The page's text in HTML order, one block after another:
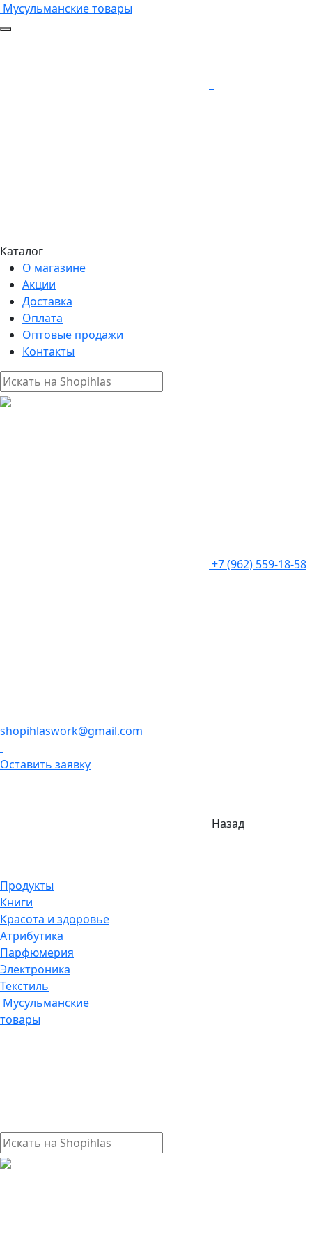
Мусульманские товары
Каталог
О магазине
Акции
Доставка
Оплата
Оптовые продажи
Контакты
+7 (962) 559-18-58
shopihlaswork@gmail.com
Оставить заявку
Назад
Продукты
Книги
Красота и здоровье
Атрибутика
Парфюмерия
Электроника
Текстиль
Мусульманские
товары